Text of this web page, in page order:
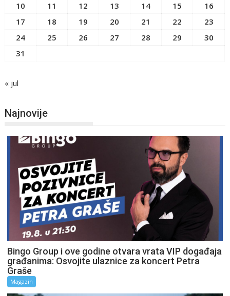
10
11 12 13 14 15
16
17
18 19 20 21 22
23
24
25 26 27 28 29
30
31
« jul
Najnovije
Bingo Group i ove godine otvara vrata VIP događaja
građanima: Osvojite ulaznice za koncert Petra
Graše
Magazin